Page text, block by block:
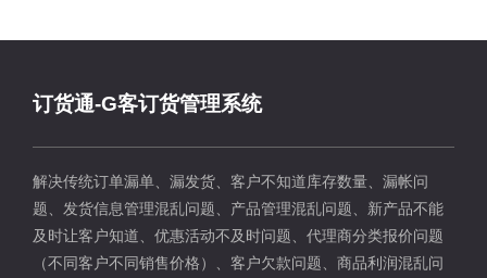
订货通-G客订货管理系统
解决传统订单漏单、漏发货、客户不知道库存数量、漏帐问
题、发货信息管理混乱问题、产品管理混乱问题、新产品不能
及时让客户知道、优惠活动不及时问题、代理商分类报价问题
（不同客户不同销售价格）、客户欠款问题、商品利润混乱问